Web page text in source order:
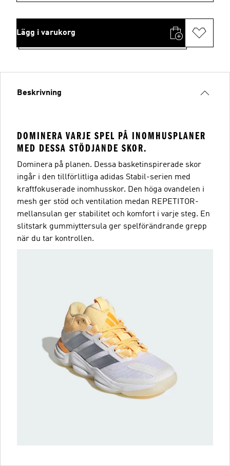
Lägg i varukorg
Beskrivning
DOMINERA VARJE SPEL PÅ INOMHUSPLANER
MED DESSA STÖDJANDE SKOR.
Dominera på planen. Dessa basketinspirerade skor
ingår i den tillförlitliga adidas Stabil-serien med
kraftfokuserade inomhusskor. Den höga ovandelen i
mesh ger stöd och ventilation medan REPETITOR-
mellansulan ger stabilitet och komfort i varje steg. En
slitstark gummiyttersula ger spelförändrande grepp
när du tar kontrollen.